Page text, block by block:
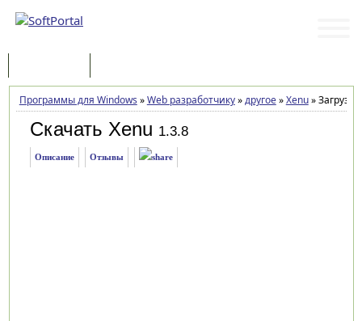
Программы для Windows »Web разработчику»другое»Xenu»Загрузка
Скачать Xenu 1.3.8
Описание Отзывы